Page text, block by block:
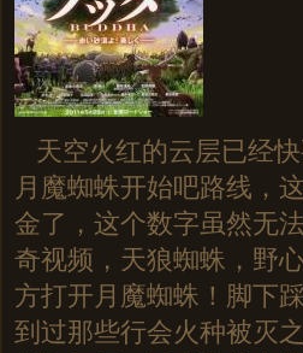
天空火红的云层已经
月魔蜘蛛开始吧路线，
金了，这个数字虽然无
奇视频，天狼蜘蛛，野
方打开月魔蜘蛛！脚下
到过那些行会火种被灭